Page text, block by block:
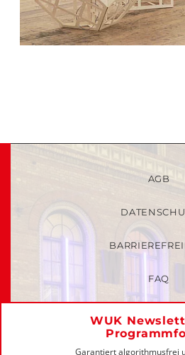
WUK
Garantiert algorithmusfrei
AGB
FAQ